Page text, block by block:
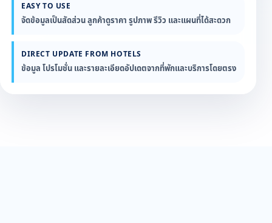
EASY TO USE
จัดข้อมูลเป็นสัดส่วน ลูกค้าดูราคา รูปภาพ รีวิว และแผนที่ได้สะดวก
DIRECT UPDATE FROM HOTELS
ข้อมูล โปรโมชั่น และรายละเอียดอัปเดตจากที่พักและบริการโดยตรง